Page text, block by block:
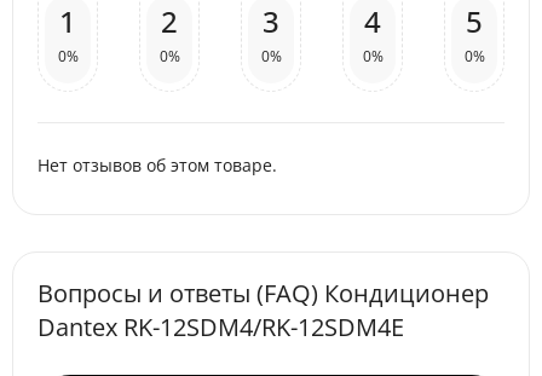
1
0%
2
0%
3
0%
4
0%
5
0%
Нет отзывов об этом товаре.
Вопросы и ответы (FAQ) Кондиционер
Dantex RK-12SDM4/RK-12SDM4E